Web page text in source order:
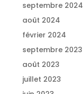
septembre 2024
août 2024
février 2024
septembre 2023
août 2023
juillet 2023